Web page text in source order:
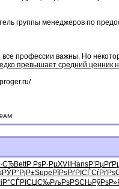
группы менеджеров по
профессии важны. Но
превышает средний ценник
BettР РѕР·РµXVII Hans
РЎР°РјР±Supe РїРѕРґРІ СЃСѓРґРѕ
СЃРІСЏС‰РљРѕРЅСЊ